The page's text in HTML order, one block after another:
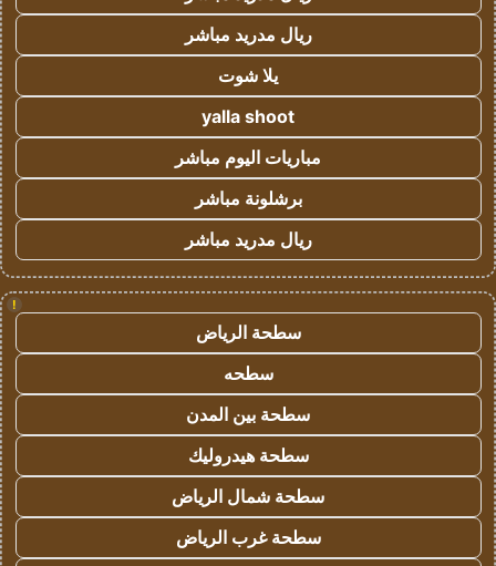
ريال مدريد مباشر
يلا شوت
yalla shoot
مباريات اليوم مباشر
برشلونة مباشر
ريال مدريد مباشر
!
سطحة الرياض
سطحه
سطحة بين المدن
سطحة هيدروليك
سطحة شمال الرياض
سطحة غرب الرياض